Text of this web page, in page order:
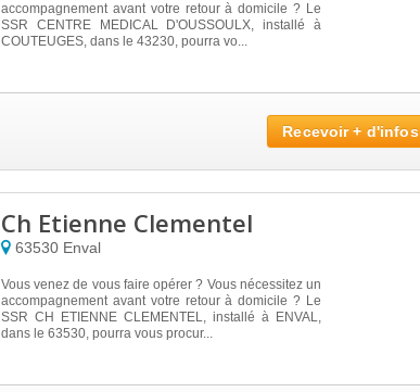
accompagnement avant votre retour à domicile ? Le
SSR CENTRE MEDICAL D'OUSSOULX, installé à
COUTEUGES, dans le 43230, pourra vo...
Recevoir + d'infos
Ch Etienne Clementel
63530 Enval
Vous venez de vous faire opérer ? Vous nécessitez un
accompagnement avant votre retour à domicile ? Le
SSR CH ETIENNE CLEMENTEL, installé à ENVAL,
dans le 63530, pourra vous procur...